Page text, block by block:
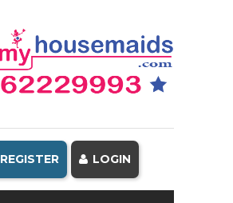
REGISTER LOGIN